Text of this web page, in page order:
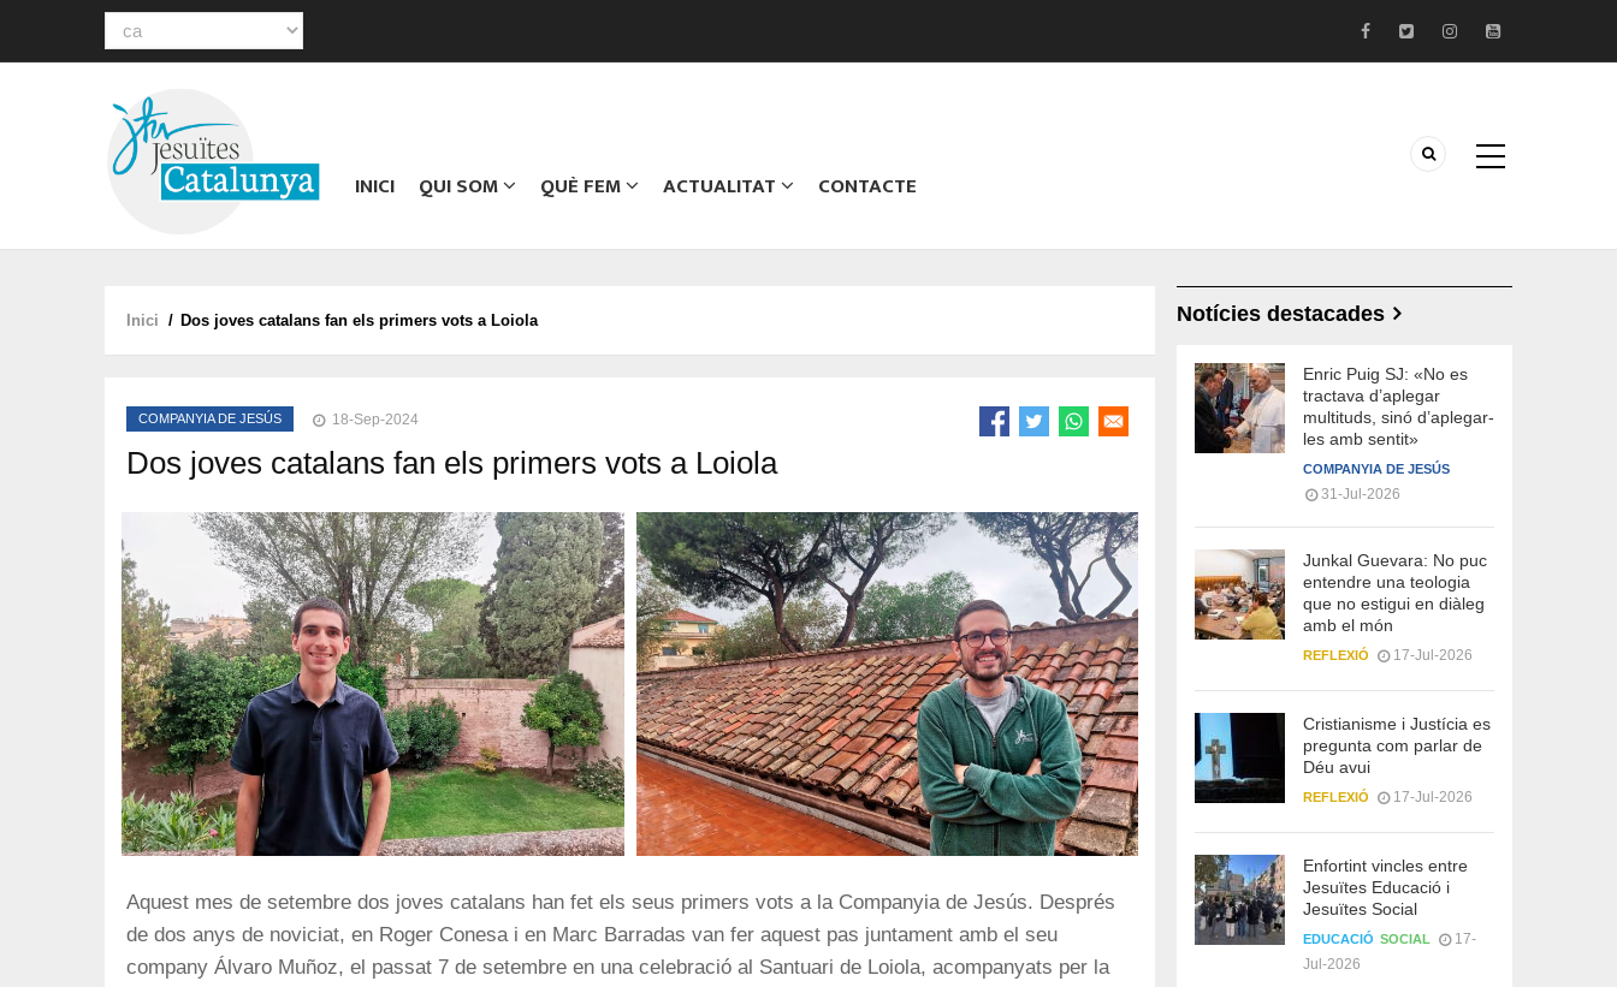
Select
INICI QUI SOM QUÈ FEM ACTUALITAT CONTACTE
Fil
Inici / Dos joves catalans fan els primers vots a Loiola
COMPANYIA DE JESÚS 18-Sep-2024
Dos joves catalans fan els primers vots a Loiola
Aquest mes de setembre dos joves catalans han fet els seus primers vots a la Companyia de Jesús. Després
de dos anys de noviciat, en Roger Conesa i en Marc Barradas van fer aquest pas juntament amb el seu
company Álvaro Muñoz, el passat 7 de setembre en una celebració al Santuari de Loiola, acompanyats per la
Notícies destacades
Enric Puig SJ: «No es
tractava d’aplegar
multituds, sinó d’aplegar-
les amb sentit»
COMPANYIA DE JESÚS
31-Jul-2026
Junkal Guevara: No puc
entendre una teologia
que no estigui en diàleg
amb el món
REFLEXIÓ 17-Jul-2026
Cristianisme i Justícia es
pregunta com parlar de
Déu avui
REFLEXIÓ 17-Jul-2026
Enfortint vincles entre
Jesuïtes Educació i
Jesuïtes Social
EDUCACIÓ SOCIAL
17-
Jul-2026